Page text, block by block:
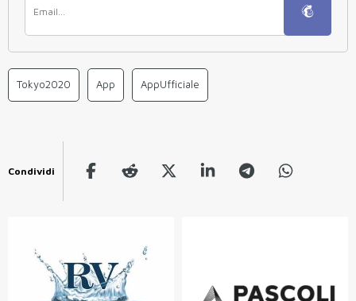
Tokyo2020 App AppUfficiale
Condividi